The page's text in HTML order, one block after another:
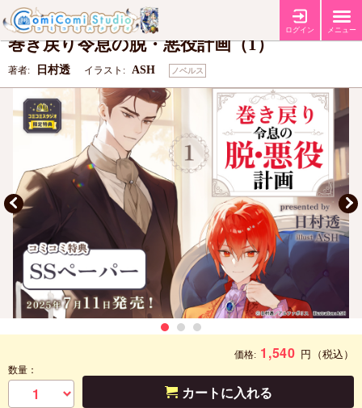
ログイン メニュー
特典 【コミコミ特典SSペーパー】
巻き戻り令息の脱・悪役計画（1）
著者: 日村透 イラスト: ASH ノベルス
価格: 1,540 円 （税込）
数量：
カートに入れる